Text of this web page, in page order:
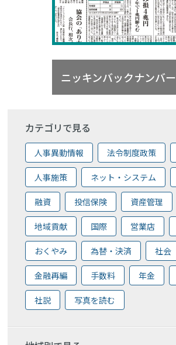
ニッキンバックナンバー
カテゴリで見る
人事異動情報 法令制度政策
人事施策 ネット・システム
融資 投信保険 資産管理
地域貢献 国際 営業店
おくやみ 為替・決済 社会
金融再編 手数料 年金
社説 写真を読む